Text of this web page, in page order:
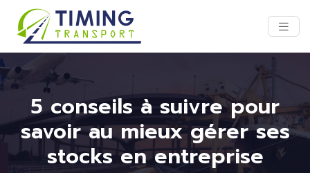
5 conseils à suivre pour
savoir au mieux gérer ses
stocks en entreprise